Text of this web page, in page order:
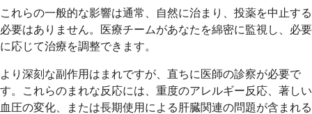
これらの一般的な影響は通常、自然に治まり、投薬を中止する
必要はありません。医療チームがあなたを綿密に監視し、必要
に応じて治療を調整できます。
より深刻な副作用はまれですが、直ちに医師の診察が必要で
す。これらのまれな反応には、重度のアレルギー反応、著しい
血圧の変化、または長期使用による肝臓関連の問題が含まれる